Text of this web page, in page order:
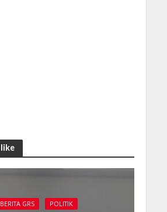
BERITA GRS POLITIK